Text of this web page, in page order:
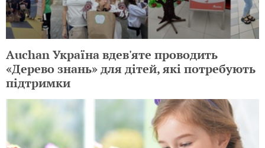
Auchan Україна вдев'яте проводить
«Дерево знань» для дітей, які потребують
підтримки